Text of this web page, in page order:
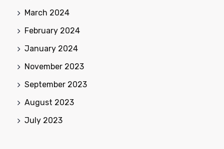
March 2024
February 2024
January 2024
November 2023
September 2023
August 2023
July 2023